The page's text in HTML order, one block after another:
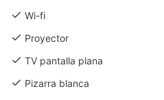
acogedor, sumado a la
estratégica ubicación en Madrid,
ideal para eventos que buscan
acontecimiento inolvidable que
Wi-fi
Proyector
TV pantalla plana
Pizarra blanca